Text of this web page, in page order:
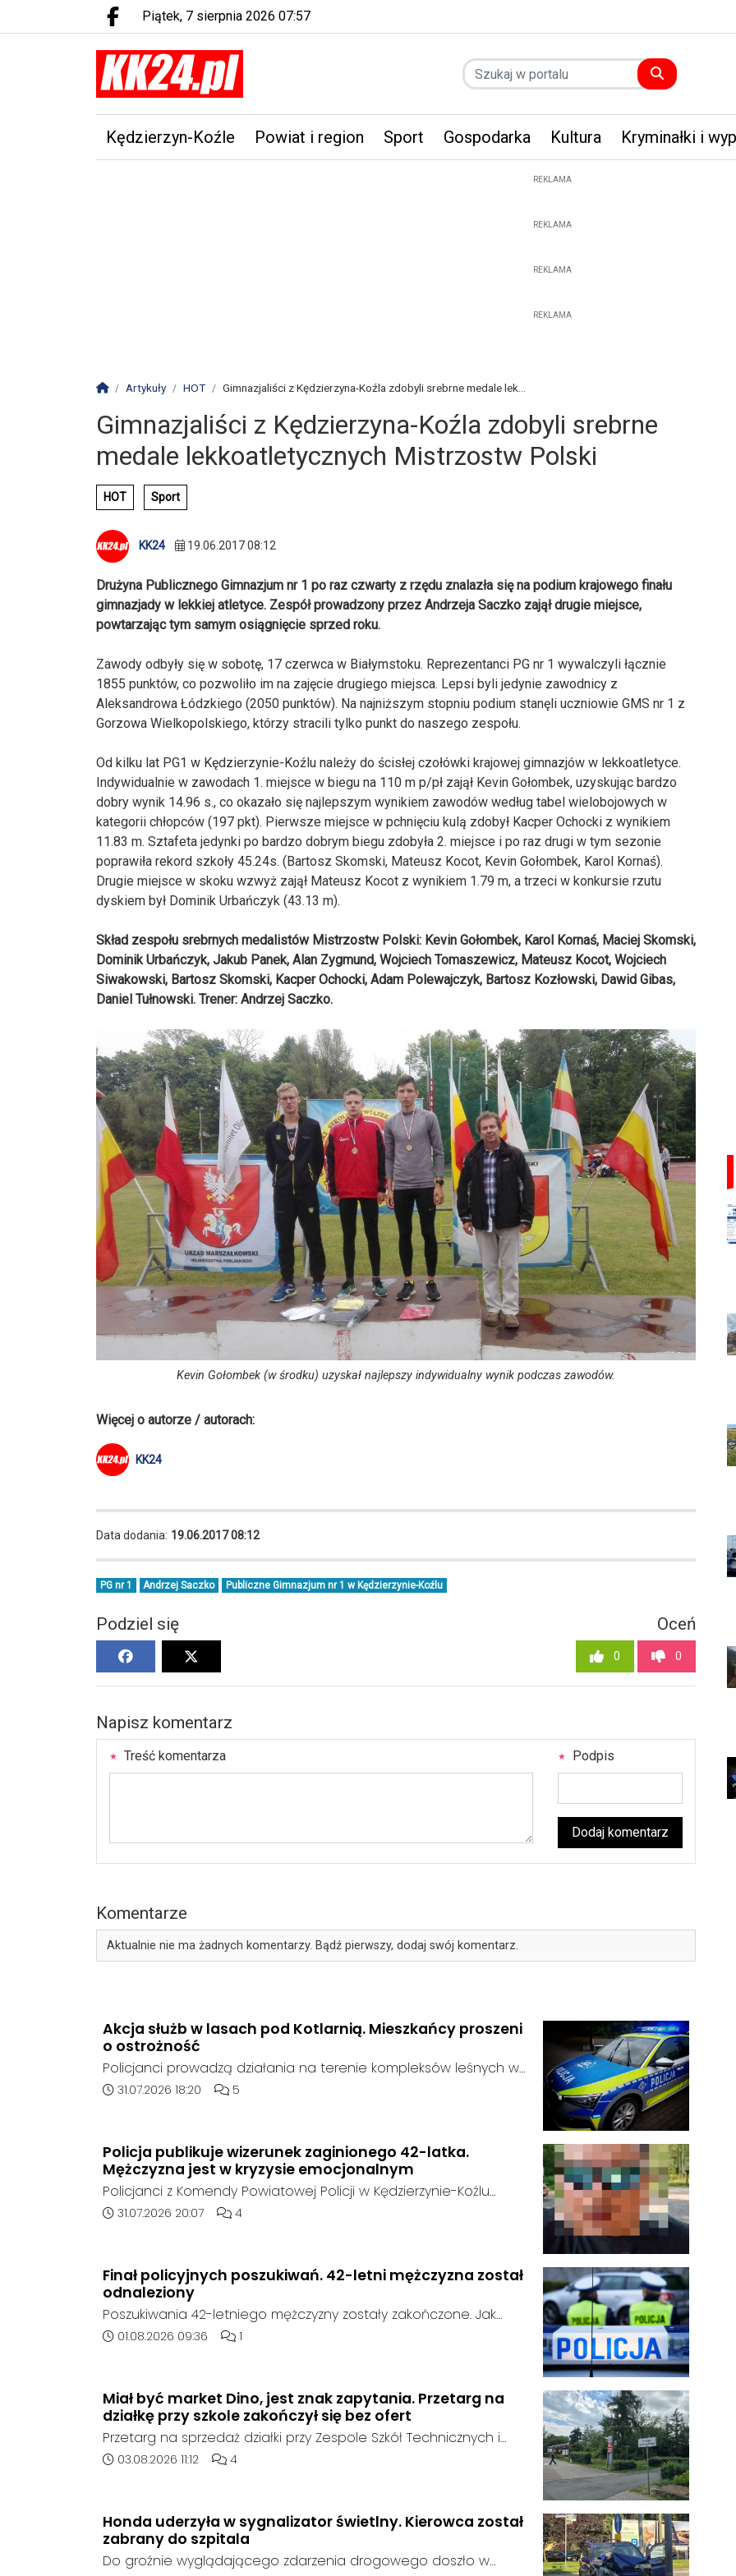
Facebook.com
piątek, 7 sierpnia 2026 07:57
Kędzierzyn-Koźle Powiat i region Sport Gospodarka Kultura Kryminałki i
REKLAMA
REKLAMA
REKLAMA
REKLAMA
Strona główna
Artykuły HOT Gimnazjaliści z Kędzierzyna-Koźla zdobyli srebrne medale lek...
Gimnazjaliści z Kędzierzyna-Koźla zdobyli srebrne
medale lekkoatletycznych Mistrzostw Polski
HOT Sport
KK24 19.06.2017 08:12
Drużyna Publicznego Gimnazjum nr 1 po raz czwarty z rzędu znalazła się na podium krajowego finału
gimnazjady w lekkiej atletyce. Zespół prowadzony przez Andrzeja Saczko zajął drugie miejsce,
powtarzając tym samym osiągnięcie sprzed roku.
Zawody odbyły się w sobotę, 17 czerwca w Białymstoku. Reprezentanci PG nr 1 wywalczyli łącznie
1855 punktów, co pozwoliło im na zajęcie drugiego miejsca. Lepsi byli jedynie zawodnicy z
Aleksandrowa Łódzkiego (2050 punktów). Na najniższym stopniu podium stanęli uczniowie GMS nr 1 z
Gorzowa Wielkopolskiego, którzy stracili tylko punkt do naszego zespołu.
Od kilku lat PG1 w Kędzierzynie-Koźlu należy do ścisłej czołówki krajowej gimnazjów w lekkoatletyce.
Indywidualnie w zawodach 1. miejsce w biegu na 110 m p/pł zajął Kevin Gołombek, uzyskując bardzo
dobry wynik 14.96 s., co okazało się najlepszym wynikiem zawodów według tabel wielobojowych w
kategorii chłopców (197 pkt). Pierwsze miejsce w pchnięciu kulą zdobył Kacper Ochocki z wynikiem
11.83 m. Sztafeta jedynki po bardzo dobrym biegu zdobyła 2. miejsce i po raz drugi w tym sezonie
poprawiła rekord szkoły 45.24s. (Bartosz Skomski, Mateusz Kocot, Kevin Gołombek, Karol Kornaś).
Drugie miejsce w skoku wzwyż zajął Mateusz Kocot z wynikiem 1.79 m, a trzeci w konkursie rzutu
dyskiem był Dominik Urbańczyk (43.13 m).
Skład zespołu srebrnych medalistów Mistrzostw Polski: Kevin Gołombek, Karol Kornaś, Maciej Skomski,
Dominik Urbańczyk, Jakub Panek, Alan Zygmund, Wojciech Tomaszewicz, Mateusz Kocot, Wojciech
Siwakowski, Bartosz Skomski, Kacper Ochocki, Adam Polewajczyk, Bartosz Kozłowski, Dawid Gibas,
Daniel Tułnowski. Trener: Andrzej Saczko.
Kevin Gołombek (w środku) uzyskał najlepszy indywidualny wynik podczas zawodów.
Więcej o autorze / autorach:
KK24
Data dodania: 19.06.2017 08:12
PG nr 1 Andrzej Saczko Publiczne Gimnazjum nr 1 w Kędzierzynie-Koźlu
Podziel się Oceń
0 0
Napisz komentarz
Treść komentarza Podpis
Dodaj komentarz
Komentarze
Aktualnie nie ma żadnych komentarzy. Bądź pierwszy, dodaj swój komentarz.
Akcja służb w lasach pod Kotlarnią. Mieszkańcy proszeni
o ostrożność
Policjanci prowadzą działania na terenie kompleksów leśnych w
rejonie gminy Bierawa. Jak udało nam się ustalić, funkcjonariusze
postronnych.
Data dodania artykułu:
31.07.2026 18:20 Liczba komentarzy artykułu:
5
Policja publikuje wizerunek zaginionego 42-latka.
Mężczyzna jest w kryzysie emocjonalnym
Policjanci z Komendy Powiatowej Policji w Kędzierzynie-Koźlu
poszukują zaginionego 42-latka, który jest w kryzysie
rejonie miejscowości w Goszyce. Od tego momentu nie nawiązał
kontaktu z rodziną.
Data dodania artykułu:
31.07.2026 20:07 Liczba komentarzy artykułu:
4
Finał policyjnych poszukiwań. 42-letni mężczyzna został
odnaleziony
Poszukiwania 42-letniego mężczyzny zostały zakończone. Jak
poinformowała opolska policja, został on odnaleziony w sobotę, 1
Data dodania artykułu:
01.08.2026 09:36 Liczba komentarzy artykułu:
1
Miał być market Dino, jest znak zapytania. Przetarg na
działkę przy szkole zakończył się bez ofert
Przetarg na sprzedaż działki przy Zespole Szkół Technicznych i
Ogólnokształcących w Kędzierzynie-Koźlu zakończył się bez
oferent.
Data dodania artykułu:
03.08.2026 11:12 Liczba komentarzy artykułu:
4
Honda uderzyła w sygnalizator świetlny. Kierowca został
zabrany do szpitala
Do groźnie wyglądającego zdarzenia drogowego doszło w